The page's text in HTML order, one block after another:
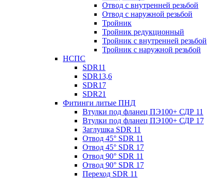
Отвод с внутренней резьбой
Отвод с наружной резьбой
Тройник
Тройник редукционный
Тройник с внутренней резьбой
Тройник с наружной резьбой
НСПС
SDR11
SDR13,6
SDR17
SDR21
Фитинги литые ПНД
Втулки под фланец ПЭ100+ СДР 11
Втулки под фланец ПЭ100+ СДР 17
Заглушка SDR 11
Отвод 45° SDR 11
Отвод 45° SDR 17
Отвод 90° SDR 11
Отвод 90° SDR 17
Переход SDR 11